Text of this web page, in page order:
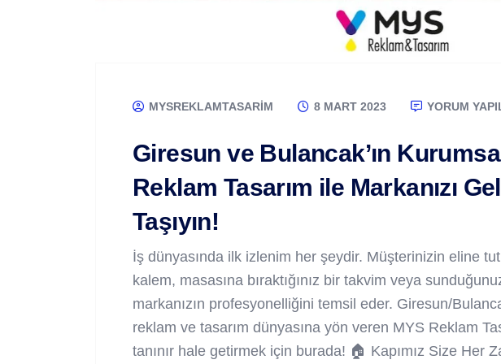
MYSREKLAMTASARIM 8 MART 2023 YORUM
Giresun ve Bulancak’ın
Reklam Tasarım ile Markanızı
Taşıyın!
İş dünyasında ilk izlenim her şeydir. Müşterinizin eline
kalem, masasına bıraktığınız bir takvim veya
markanızın profesyonelliğini temsil eder. Giresun/
reklam ve tasarım dünyasına yön veren MYS Reklam
tanınır hale getirmek için burada! 🏠 Kapımız Size Her